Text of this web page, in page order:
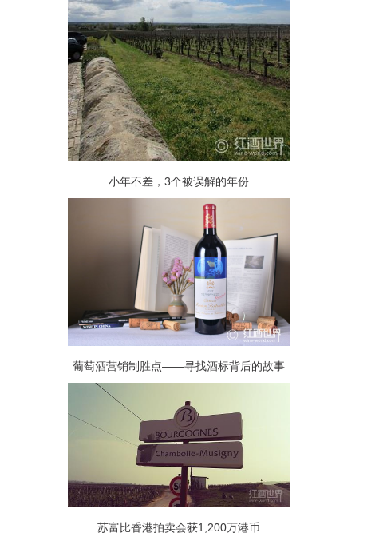
小年不差，3个被误解的年份
葡萄酒营销制胜点——寻找酒标背后的故事
苏富比香港拍卖会获1,200万港币